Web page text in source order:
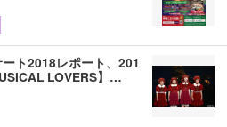
ト2018レポート、201
LOVERS】…